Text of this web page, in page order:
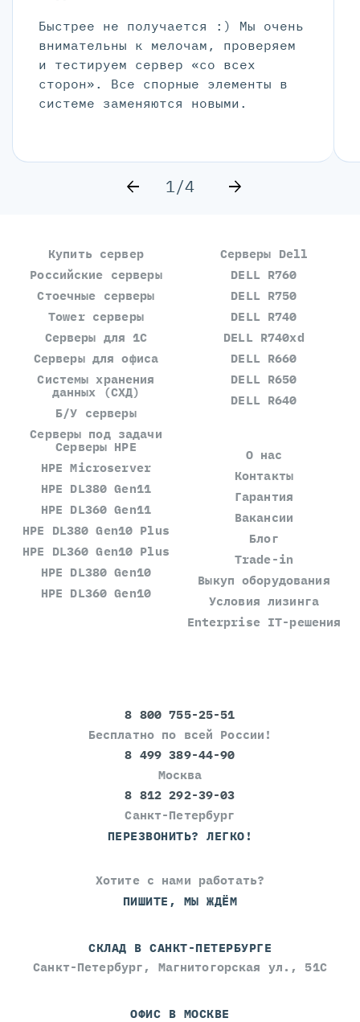
Быстрее не получается :) Мы очень
внимательны к мелочам, проверяем
и тестируем сервер «со всех
сторон». Все спорные элементы в
системе заменяются новыми.
1/4
Купить сервер
Российские серверы
Стоечные серверы
Tower серверы
Серверы для 1С
Серверы для офиса
Системы хранения
данных (СХД)
Б/У серверы
Серверы под задачи
Серверы Dell
DELL R760
DELL R750
DELL R740
DELL R740xd
DELL R660
DELL R650
DELL R640
Серверы HPE
HPE Microserver
HPE DL380 Gen11
HPE DL360 Gen11
HPE DL380 Gen10 Plus
HPE DL360 Gen10 Plus
HPE DL380 Gen10
HPE DL360 Gen10
О нас
Контакты
Гарантия
Вакансии
Блог
Trade-in
Выкуп оборудования
Условия лизинга
Enterprise IT-решения
8 800 755-25-51
Бесплатно по всей России!
8 499 389-44-90
Москва
8 812 292-39-03
Санкт-Петербург
ПЕРЕЗВОНИТЬ? ЛЕГКО!
Хотите с нами работать?
ПИШИТЕ, МЫ ЖДЁМ
СКЛАД В САНКТ-ПЕТЕРБУРГЕ
Санкт-Петербург, Магнитогорская ул., 51С
ОФИС В МОСКВЕ